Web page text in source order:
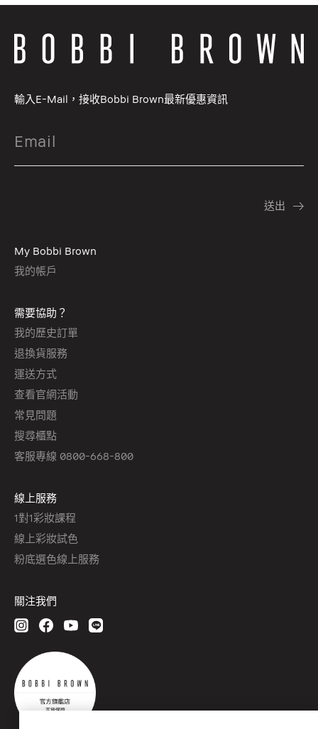
輸入E-Mail，接收Bobbi Brown最新優惠資訊
My Bobbi Brown
我的帳戶
需要協助？
我的歷史訂單
退換貨服務
運送方式
查看官網活動
常見問題
搜尋櫃點
客服專線 0800-668-800
線上服務
1對1彩妝課程
線上彩妝試色
粉底選色線上服務
關注我們